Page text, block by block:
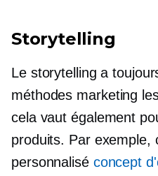
Storytelling
Le storytelling a
méthodes marketing
cela vaut également
produits. Par exemple,
personnalisé concept